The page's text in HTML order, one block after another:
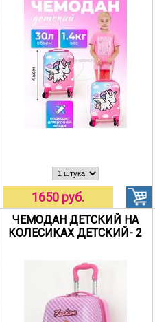
1650 руб.
ЧЕМОДАН ДЕТСКИЙ НА
КОЛЕСИКАХ ДЕТСКИЙ- 2